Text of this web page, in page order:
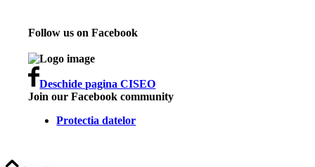
Follow us on Facebook
Deschide pagina CISEO
Join our Facebook community
Protectia datelor